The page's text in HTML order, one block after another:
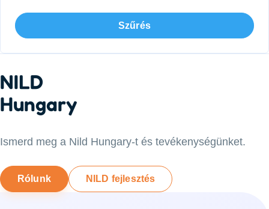
Szűrés
NILD
Hungary
Ismerd meg a Nild Hungary-t és tevékenységünket.
Rólunk NILD fejlesztés